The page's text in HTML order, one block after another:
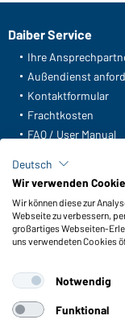
Daiber Service
Ihre
Außendienst
Kontaktformular
Frachtkosten
FAQ / User Manual
Meldeportal nach
Funktionen & Pflege
Pflegehinweise
Farben
Deutsch
Wir verwenden
Wir können diese zur
Webseite zu verbessern,
großartiges Webseiten-
uns verwendeten Cookies
Notwendig
Funktional